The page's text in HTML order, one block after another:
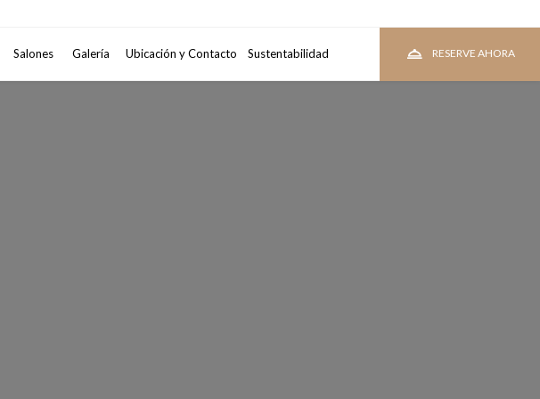
Salones Galería Ubicación y Contacto Sustentabilidad RESERVE AHORA
2 adultos • 1 habitacion VER TARIFAS